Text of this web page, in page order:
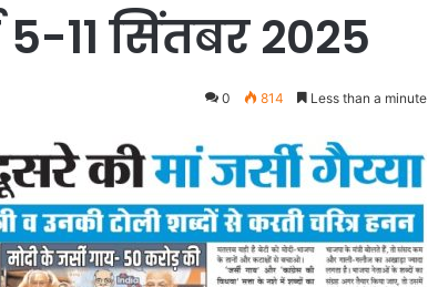
11 सिंतबर 2025
0 814 Less than a minute